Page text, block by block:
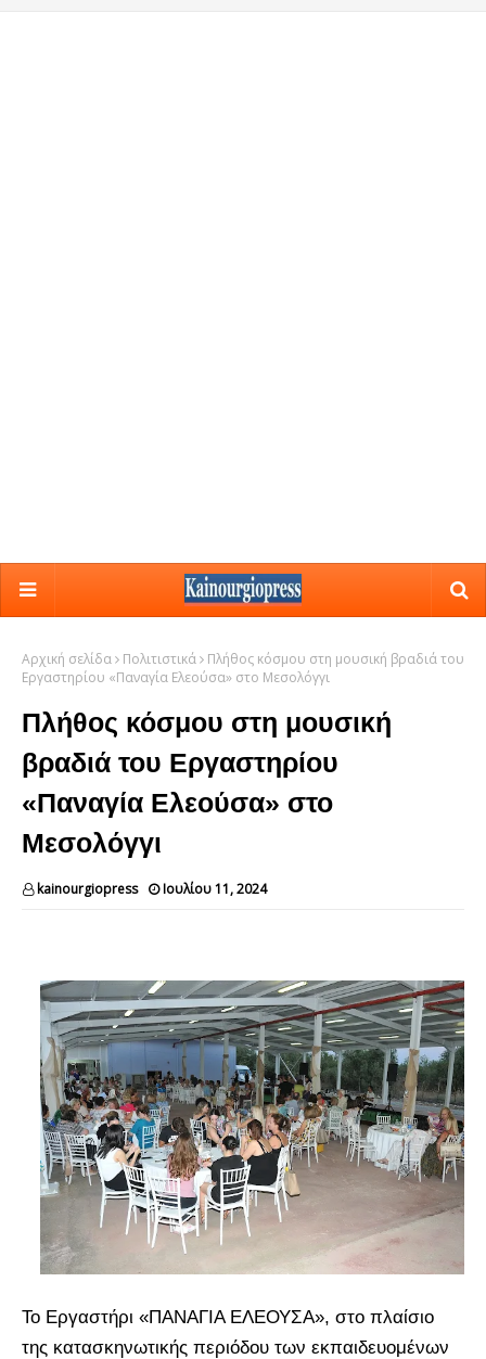
Αρχική σελίδα Πολιτιστικά
Πλήθος κόσμου στη μουσική βραδιά του
Εργαστηρίου «Παναγία Ελεούσα» στο Μεσολόγγι
Πλήθος κόσμου στη μουσική
βραδιά του Εργαστηρίου
«Παναγία Ελεούσα» στο
Μεσολόγγι
kainourgiopress Ιουλίου 11, 2024
Το Εργαστήρι «ΠΑΝΑΓΙΑ ΕΛΕΟΥΣΑ», στο πλαίσιο
της κατασκηνωτικής περιόδου των εκπαιδευομένων